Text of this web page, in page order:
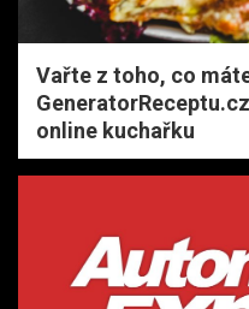
Vařte z toho, co
online kuchařku